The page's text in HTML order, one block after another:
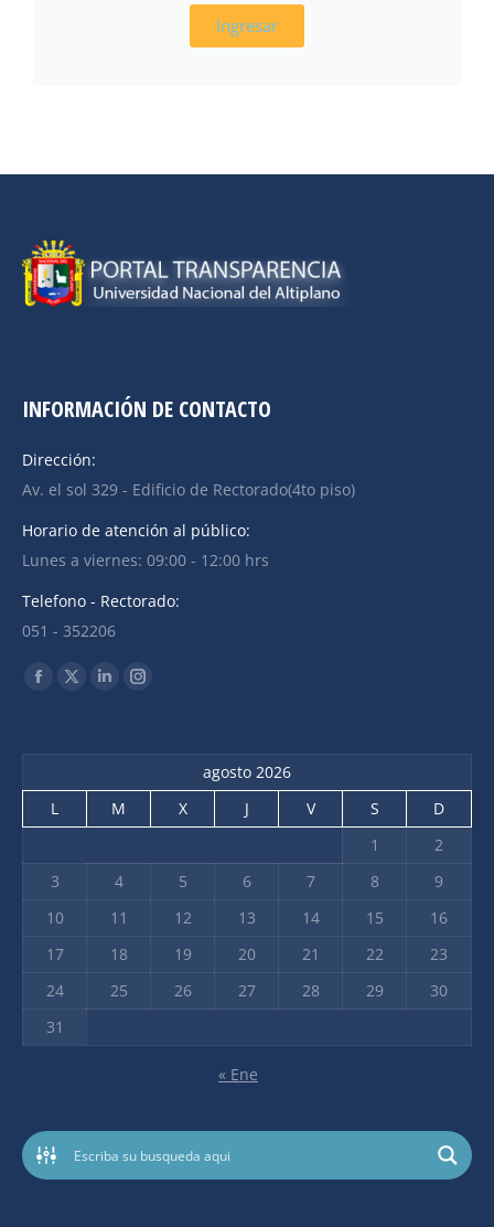
Ingresar
INFORMACIÓN DE CONTACTO
Dirección:
Av. el sol 329 - Edificio de Rectorado(4to piso)
Horario de atención al público:
Lunes a viernes: 09:00 - 12:00 hrs
Telefono - Rectorado:
051 - 352206
Find us on:
agosto 2026
L
M X J V S
D
1
2
3
4 5 6 7 8
9
10
11 12 13 14 15
16
17
18 19 20 21 22
23
24
25 26 27 28 29
30
31
« Ene